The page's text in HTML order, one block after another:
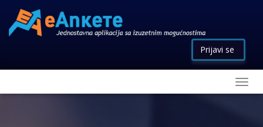
Prijavi se